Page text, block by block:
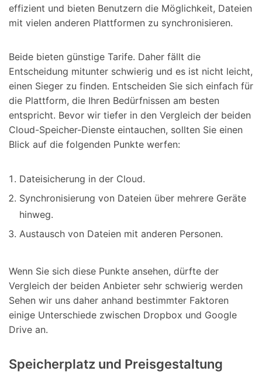
effizient und bieten Benutzern die Möglichkeit, Dateien
mit vielen anderen Plattformen zu synchronisieren.
Beide bieten günstige Tarife. Daher fällt die
Entscheidung mitunter schwierig und es ist nicht leicht,
einen Sieger zu finden. Entscheiden Sie sich einfach für
die Plattform, die Ihren Bedürfnissen am besten
entspricht. Bevor wir tiefer in den Vergleich der beiden
Cloud-Speicher-Dienste eintauchen, sollten Sie einen
Blick auf die folgenden Punkte werfen:
Dateisicherung in der Cloud.
Synchronisierung von Dateien über mehrere Geräte
hinweg.
Austausch von Dateien mit anderen Personen.
Wenn Sie sich diese Punkte ansehen, dürfte der
Vergleich der beiden Anbieter sehr schwierig werden
Sehen wir uns daher anhand bestimmter Faktoren
einige Unterschiede zwischen Dropbox und Google
Drive an.
Speicherplatz und Preisgestaltung